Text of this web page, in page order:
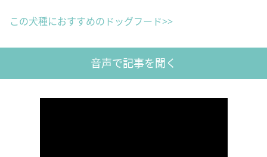
この犬種におすすめのドッグフード>>
音声で記事を聞く